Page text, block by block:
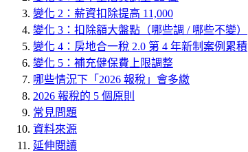
變化 2：薪資扣除提高 11,000
變化 3：扣除額大盤點（哪些調 / 哪些不變）
變化 4：房地合一稅 2.0 第 4 年新制案例累積
變化 5：補充健保費上限調整
哪些情況下「2026 報稅」會多繳
2026 報稅的 5 個原則
常見問題
資料來源
延伸閱讀